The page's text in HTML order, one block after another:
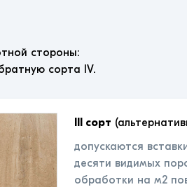
стороны:
сорта IV.
III сорт
допускаются
десяти видимых
обработки на м2